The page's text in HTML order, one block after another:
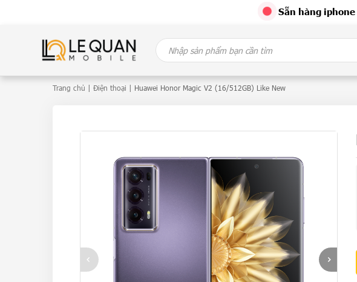
Sẵn hàng
Search
for:
Trang chủ Điện thoại | Huawei Honor Magic V2 (16/512GB) Like New